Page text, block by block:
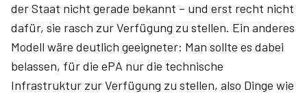
der Staat nicht gerade bekannt – und erst recht nicht
dafür, sie rasch zur Verfügung zu stellen. Ein anderes
Modell wäre deutlich geeigneter: Man sollte es dabei
belassen, für die ePA nur die technische
Infrastruktur zur Verfügung zu stellen, also Dinge wie